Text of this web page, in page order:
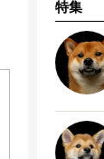
特集